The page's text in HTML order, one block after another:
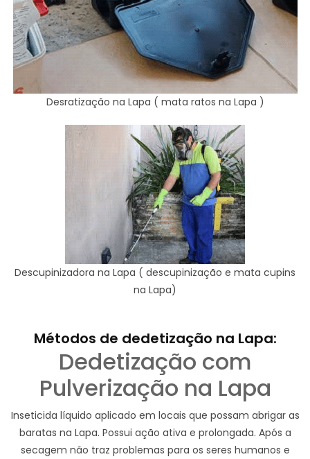
Desratização na Lapa ( mata ratos na Lapa )
Descupinizadora na Lapa ( descupinização e mata cupins
na Lapa)
Métodos de dedetização na Lapa:
Dedetização com
Pulverização na Lapa
Inseticida líquido aplicado em locais que possam abrigar as
baratas na Lapa. Possui ação ativa e prolongada. Após a
secagem não traz problemas para os seres humanos e